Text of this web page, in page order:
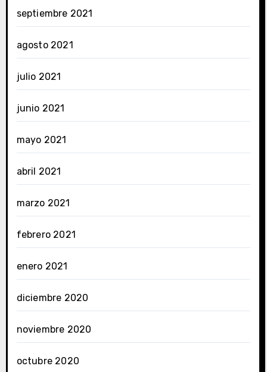
septiembre 2021
agosto 2021
julio 2021
junio 2021
mayo 2021
abril 2021
marzo 2021
febrero 2021
enero 2021
diciembre 2020
noviembre 2020
octubre 2020